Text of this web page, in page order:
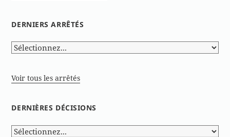
DERNIERS ARRÊTÉS
Voir tous les arrêtés
DERNIÈRES DÉCISIONS